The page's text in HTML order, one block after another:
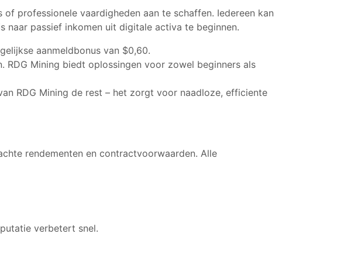
professionele vaardigheden aan te schaffen. Iedereen kan
naar passief inkomen uit digitale activa te beginnen.
aanmeldbonus van $0,60.
Mining biedt oplossingen voor zowel beginners als
RDG Mining de rest – het zorgt voor naadloze, efficiente
rendementen en contractvoorwaarden. Alle
verbetert snel.